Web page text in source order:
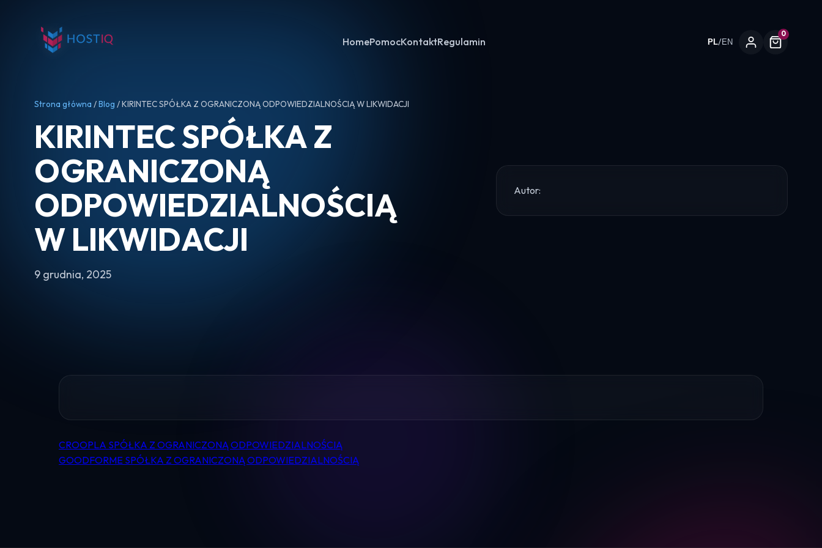
HomePomocKontaktRegulamin PL/EN
0
Strona główna /Blog / KIRINTEC SPÓŁKA Z OGRANICZONĄ ODPOWIEDZIALNOŚCIĄ W LIKWIDACJI
KIRINTEC SPÓŁKA Z
OGRANICZONĄ
ODPOWIEDZIALNOŚCIĄ
W LIKWIDACJI
9 grudnia, 2025
Autor:
Nawigacja
CROOPLA SPÓŁKA Z OGRANICZONĄ ODPOWIEDZIALNOŚCIĄ
GOODFORME SPÓŁKA Z OGRANICZONĄ ODPOWIEDZIALNOŚCIĄ